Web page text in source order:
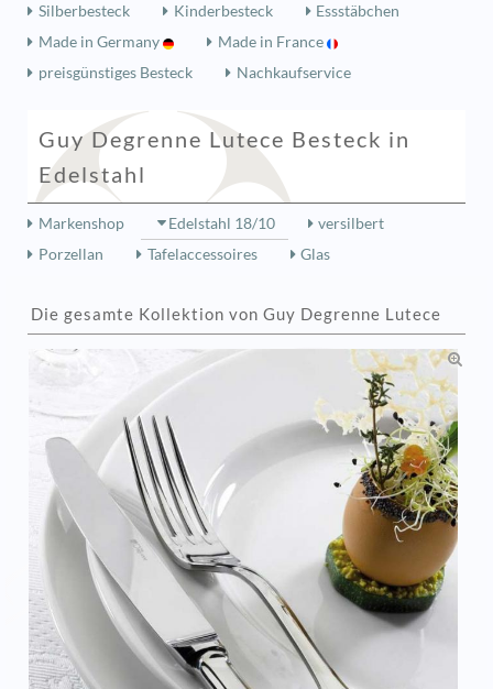
Silberbesteck Kinderbesteck
Essstäbchen
Made in Germany
Made in France
preisgünstiges Besteck
Nachkaufservice
Guy Degrenne Lutece Besteck in
Edelstahl
Markenshop Edelstahl 18/10
versilbert
Porzellan
Tafelaccessoires Glas
Die gesamte Kollektion von Guy Degrenne Lutece